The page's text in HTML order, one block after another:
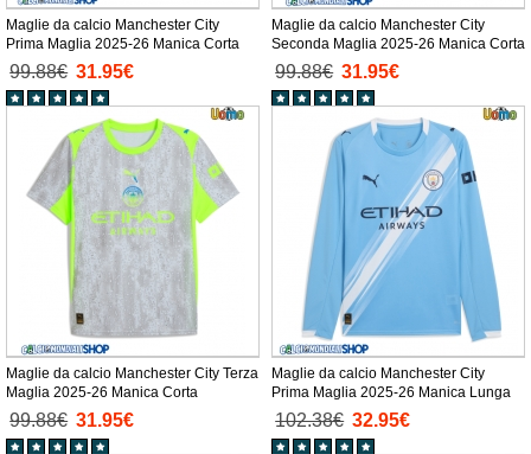
Maglie da calcio Manchester City
Prima Maglia 2025-26 Manica Corta
99.88€ 31.95€
Maglie da calcio Manchester City
Seconda Maglia 2025-26 Manica Corta
99.88€ 31.95€
Maglie da calcio Manchester City Terza
Maglia 2025-26 Manica Corta
99.88€ 31.95€
Maglie da calcio Manchester City
Prima Maglia 2025-26 Manica Lunga
102.38€ 32.95€